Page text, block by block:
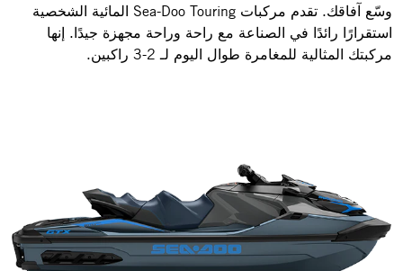
وسّع آفاقك. تقدم مركبات Sea-Doo Touring المائية الشخصية
استقرارًا رائدًا في الصناعة مع راحة وراحة مجهزة جيدًا. إنها
مركبتك المثالية للمغامرة طوال اليوم لـ 2-3 راكبين.